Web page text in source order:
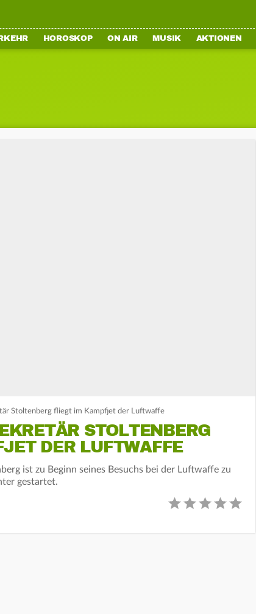
HOROSKOP ON AIR MUSIK AKTIONEN
Stoltenberg fliegt im Kampfjet der Luftwaffe
STOLTENBERG
DER LUFTWAFFE
ist zu Beginn seines Besuchs bei der Luftwaffe zu
gestartet.